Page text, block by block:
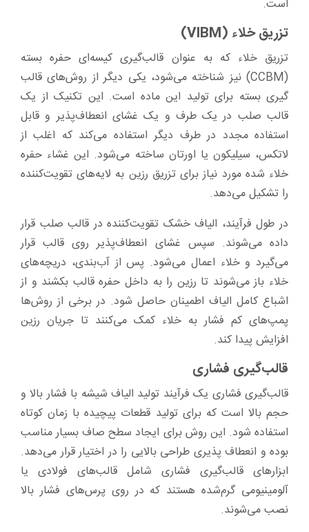
است.
تزریق خلاء (VIBM)
تزریق خلاء که به عنوان قالب‌گیری کیسه‌ای حفره بسته
(CCBM) نیز شناخته می‌شود، یکی دیگر از روش‌های قالب
گیری بسته برای تولید این ماده است. این تکنیک از یک
قالب صلب در یک طرف و یک غشای انعطاف‌پذیر و قابل
استفاده مجدد در طرف دیگر استفاده می‌کند که اغلب از
لاتکس، سیلیکون یا اورتان ساخته می‌شود. این غشاء حفره
خلاء شده مورد نیاز برای تزریق رزین به لایه‌های تقویت‌کننده
را تشکیل می‌دهد.
در طول فرآیند، الیاف خشک تقویت‌کننده در قالب صلب قرار
داده می‌شوند. سپس غشای انعطاف‌پذیر روی قالب قرار
می‌گیرد و خلاء اعمال می‌شود. پس از آب‌بندی، دریچه‌های
خلاء باز می‌شوند تا رزین را به داخل حفره قالب بکشند و از
اشباع کامل الیاف اطمینان حاصل شود. در برخی از روش‌ها
پمپ‌های کم فشار به خلاء کمک می‌کنند تا جریان رزین
افزایش پیدا کند.
قالب‌گیری فشاری
قالب‌گیری فشاری یک فرآیند تولید الیاف شیشه با فشار بالا و
حجم بالا است که برای تولید قطعات پیچیده با زمان کوتاه
استفاده شود. این روش برای ایجاد سطح صاف بسیار مناسب
بوده و انعطاف پذیری طراحی بالایی را در اختیار قرار می‌دهد.
ابزارهای قالب‌گیری فشاری شامل قالب‌های فولادی یا
آلومینیومی گرم‌شده هستند که در روی پرس‌های فشار بالا
نصب می‌شوند.